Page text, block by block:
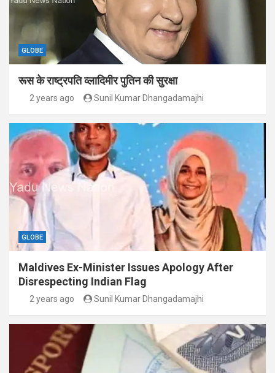
GLOBE
रूस के राष्ट्रपति व्लादिमीर पुतिन की सुरक्षा
2 years ago Sunil Kumar Dhangadamajhi
GLOBE
Maldives Ex-Minister Issues Apology After
Disrespecting Indian Flag
2 years ago Sunil Kumar Dhangadamajhi